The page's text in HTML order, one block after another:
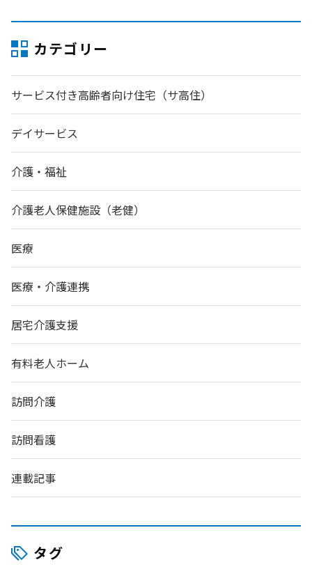
カテゴリー
サービス付き高齢者向け住宅（サ高住）
デイサービス
介護・福祉
介護老人保健施設（老健）
医療
医療・介護連携
居宅介護支援
有料老人ホーム
訪問介護
訪問看護
連載記事
タグ